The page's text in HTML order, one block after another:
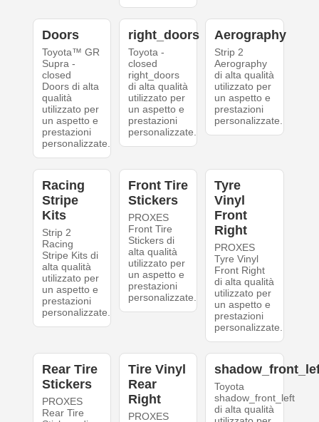
Doors
Toyota™ GR
Supra -
closed
Doors di alta
qualità
utilizzato per
un aspetto e
prestazioni
personalizzate.
right_doors
Toyota -
closed
right_doors
di alta qualità
utilizzato per
un aspetto e
prestazioni
personalizzate.
Aerography
Strip 2
Aerography
di alta qualità
utilizzato per
un aspetto e
prestazioni
personalizzate.
Racing
Stripe
Kits
Strip 2
Racing
Stripe Kits di
alta qualità
utilizzato per
un aspetto e
prestazioni
personalizzate.
Front Tire
Stickers
PROXES
Front Tire
Stickers di
alta qualità
utilizzato per
un aspetto e
prestazioni
personalizzate.
Tyre
Vinyl
Front
Right
PROXES
Tyre Vinyl
Front Right
di alta qualità
utilizzato per
un aspetto e
prestazioni
personalizzate.
Rear Tire
Stickers
PROXES
Rear Tire
Tire Vinyl
Rear
Right
PROXES
Toyota
shadow_front_left
di alta qualità